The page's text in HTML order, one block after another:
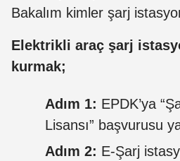
Bakalım kimler şarj
Elektrikli araç şarj
kurmak;
Adım 1: EPDK’ya
Lisansı” başvurusu
Adım 2: E-Şarj